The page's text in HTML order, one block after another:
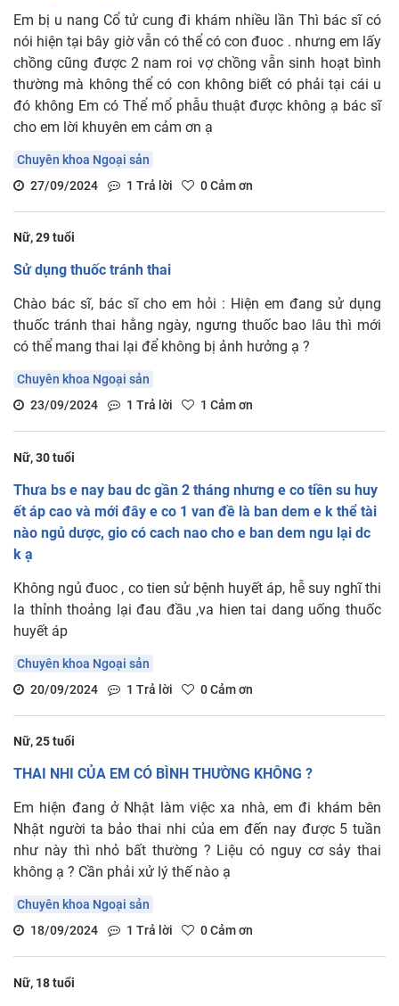
Em bị u nang Cổ tử cung đi khám nhiều lần Thì bác sĩ có
nói hiện tại bây giờ vẫn có thể có con đuoc . nhưng em lấy
chồng cũng được 2 nam roi vợ chồng vẫn sinh hoạt bình
thường mà không thể có con không biết có phải tại cái u
đó không Em có Thể mổ phẫu thuật được không ạ bác sĩ
cho em lời khuyên em cảm ơn ạ
Chuyên khoa Ngoại sản
27/09/2024
1 Trả lời 0Cảm ơn
Nữ, 29 tuổi
Sử dụng thuốc tránh thai
Chào bác sĩ, bác sĩ cho em hỏi : Hiện em đang sử dụng
thuốc tránh thai hằng ngày, ngưng thuốc bao lâu thì mới
có thể mang thai lại để không bị ảnh hưởng ạ ?
Chuyên khoa Ngoại sản
23/09/2024
1 Trả lời 1 Cảm ơn
Nữ, 30 tuổi
Thưa bs e nay bau dc gần 2 tháng nhưng e co tiền su huy
ết áp cao và mới đây e co 1 van đề là ban dem e k thể tài
nào ngủ dược, gio có cach nao cho e ban dem ngu lại dc
k ạ
Không ngủ đuoc , co tien sử bệnh huyết áp, hễ suy nghĩ thi
la thỉnh thoảng lại đau đầu ,va hien tai dang uống thuốc
huyết áp
Chuyên khoa Ngoại sản
20/09/2024
1 Trả lời 0Cảm ơn
Nữ, 25 tuổi
THAI NHI CỦA EM CÓ BÌNH THƯỜNG KHÔNG ?
Em hiện đang ở Nhật làm việc xa nhà, em đi khám bên
Nhật người ta bảo thai nhi của em đến nay được 5 tuần
như này thì nhỏ bất thường ? Liệu có nguy cơ sảy thai
không ạ ? Cần phải xử lý thế nào ạ
Chuyên khoa Ngoại sản
18/09/2024
1 Trả lời 0Cảm ơn
Nữ, 18 tuổi